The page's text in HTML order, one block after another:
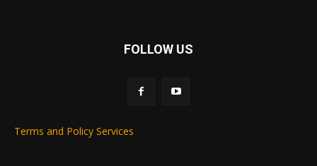
FOLLOW US
Terms and Policy Services